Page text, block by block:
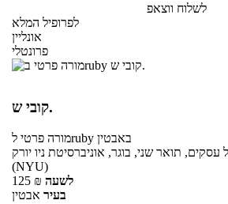
לשלוח ווצאפ
לפרופיל המלא
אונליין
פרונטלי
קובי ש.
מורה פרטילruby באבטין
תואר שני, בוגר, אוניברסיטת ניו יורק
(NYU)
125 ₪ לשעה
בעיר אבטין